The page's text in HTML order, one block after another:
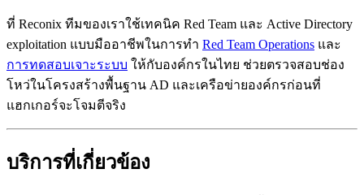
ที่ Reconix ทีมของเราใช้เทคนิค Red Team และ Active Directory
exploitation แบบมืออาชีพในการทำ Red Team Operations และ
การทดสอบเจาะระบบ ให้กับองค์กรในไทย ช่วยตรวจสอบช่อง
โหว่ในโครงสร้างพื้นฐาน AD และเครือข่ายองค์กรก่อนที่
แฮกเกอร์จะโจมตีจริง
บริการที่เกี่ยวข้อง